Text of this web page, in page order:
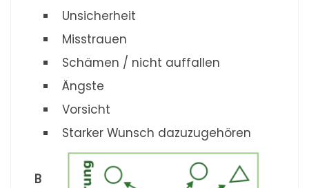
Unsicherheit
Misstrauen
Schämen / nicht auffallen
Ängste
Vorsicht
Starker Wunsch dazuzugehören
B